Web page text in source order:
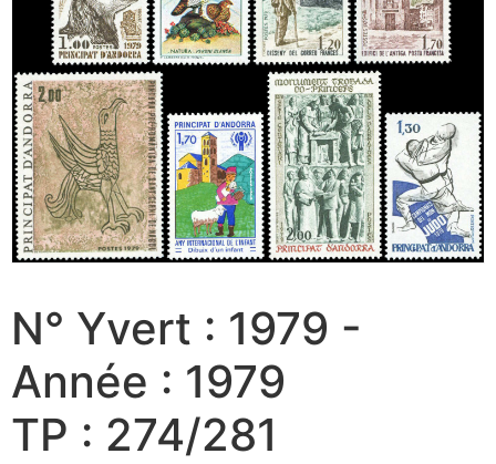
N° Yvert : 1979 -
Année : 1979
TP : 274/281